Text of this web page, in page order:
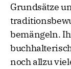
Grundsätze
bemängeln.
noch allzu